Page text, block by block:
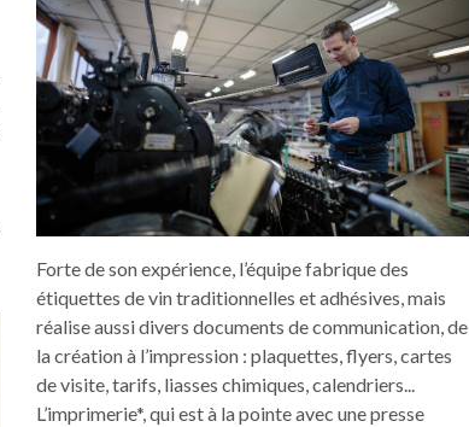
Forte de son expérience, l’équipe fabrique des
étiquettes de vin traditionnelles et adhésives, mais
réalise aussi divers documents de communication, de
la création à l’impression : plaquettes, flyers, cartes
de visite, tarifs, liasses chimiques, calendriers...
L’imprimerie*, qui est à la pointe avec une presse